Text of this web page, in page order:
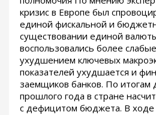
кризис в Европе был
единой фискальной и
существовании единой
воспользовались более
ухудшением ключевых
показателей ухудшается и
заемщиков банков. По итогам
прошлого года в стране
с дефицитом бюджета. В ходе